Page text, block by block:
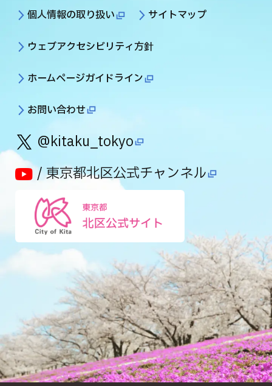
個人情報の取り扱い サイトマップ
ウェブアクセシビリティ方針
ホームページガイドライン
お問い合わせ
@kitaku_tokyo
/ 東京都北区公式チャンネル